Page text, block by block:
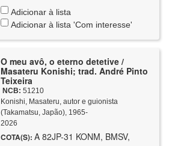
Adicionar à lista
Adicionar à lista 'Com interesse'
O meu avô, o eterno detetive /
Masateru Konishi; trad. André Pinto
Teixeira
NCB: 51210
Konishi, Masateru, autor e guionista
(Takamatsu, Japão), 1965-
2026
COTA(S): A 82JP-31 KONM, BMSV,